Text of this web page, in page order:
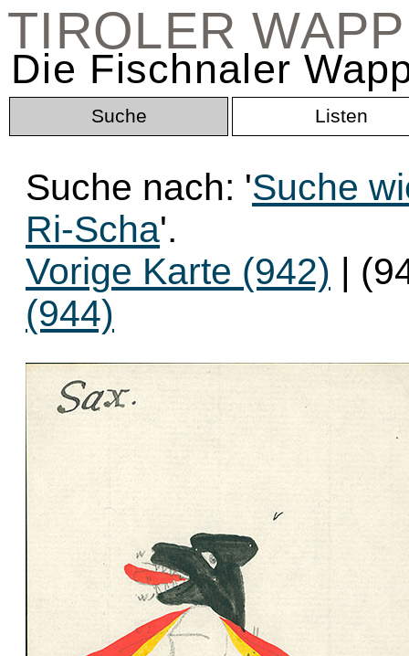
TIROLER
Die Fischnaler
Suche Listen
Suche nach: 'Suche
Ri-Scha'.
Vorige Karte (942) |
(944)